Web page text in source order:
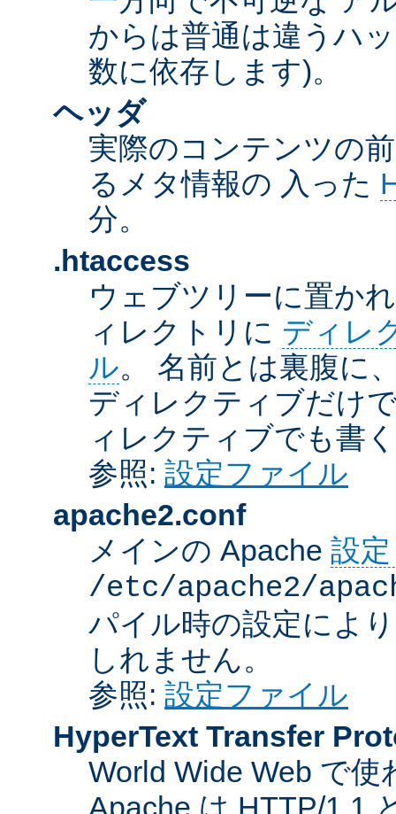
からは普通は違うハ
数に依存します)。
ヘッダ
実際のコンテンツの
るメタ情報の 入った
分。
.htaccess
ウェブツリーに置か
ィレクトリに ディレ
ル。 名前とは裏腹に
ディレクティブだけ
ィレクティブでも書
参照: 設定ファイル
apache2.conf
メインの Apache 設
/etc/apache2/
パイル時の設定によ
しれません。
参照: 設定ファイル
HyperText Transfer
World Wide Web で
Apache は HTTP/1.1